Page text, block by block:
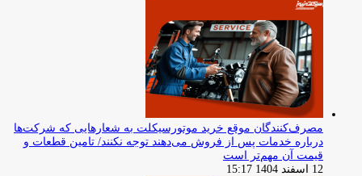
مصرف‌کنندگان موقع خرید موتورسیکلت به شعارهایی که شرکت‌ها
درباره خدمات پس از فروش می‌دهند توجه نکنند/ تامین قطعات و
قیمت آن مهم‌تر است
12 اسفند 1404 15:17